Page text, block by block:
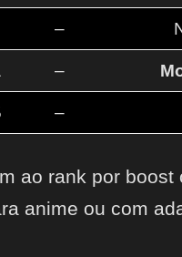
–
–
–
ao rank por boost
anime ou com